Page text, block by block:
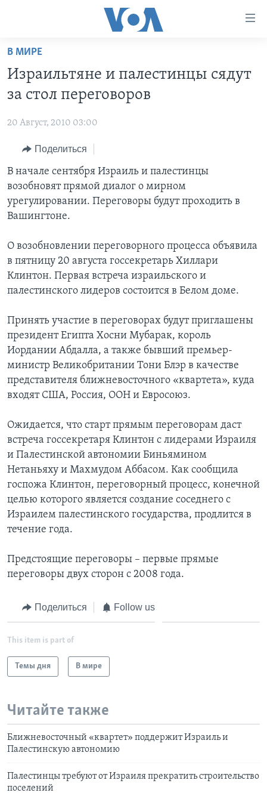
Перейти
основной
контент
навигации
Перейти
поиск
ПРОГРАММЫ
НОВОСТИ ЗА МИНУТУ
ИТОГИ
ПОЧЕМУ ЭТО ВАЖНО?
ДИСКУССИЯ VOA
ДЕТАЛИ
АМЕРИКА. БОЛЬШОЕ ПУТЕШЕСТВИЕ
УЧИМ АНГЛИЙСКИЙ
НАША АМЕРИКАНСКАЯ ИСТОРИЯ
А КАК В АМЕРИКЕ?
АРТЕФАКТЫ
АМЕРИКАНСКИЕ ГОРОДКИ
ЭКСПЕРТИЗА
ИНТЕРВЬЮ
ФАКТЫ ПРОТИВ ФЕЙКОВ
ЗА СВОБОДУ ПРЕССЫ
УЧИМ АНГЛИЙСКИЙ
ПОДПИСКА НА НОВОСТИ
Learning English
СОЦИАЛЬНЫЕ СЕТИ
Языки
В МИРЕ
Израильтяне и палестинцы сядут
за стол переговоров
20 Август, 2010 03:00
Поделиться
В начале сентября Израиль и палестинцы
возобновят прямой диалог о мирном
урегулировании. Переговоры будут проходить в
Вашингтоне.
О возобновлении переговорного процесса объявила
в пятницу 20 августа госсекретарь Хиллари
Клинтон. Первая встреча израильского и
палестинского лидеров состоится в Белом доме.
Принять участие в переговорах будут приглашены
президент Египта Хосни Мубарак, король
Иордании Абдалла, а также бывший премьер-
министр Великобритании Тони Блэр в качестве
представителя ближневосточного «квартета», куда
входят США, Россия, ООН и Евросоюз.
Ожидается, что старт прямым переговорам даст
встреча госсекретаря Клинтон с лидерами Израиля
и Палестинской автономии Биньямином
Нетаньяху и Махмудом Аббасом. Как сообщила
госпожа Клинтон, переговорный процесс, конечной
целью которого является создание соседнего с
Израилем палестинского государства, продлится в
течение года.
Предстоящие переговоры – первые прямые
переговоры двух сторон с 2008 года.
Поделиться Follow us
This item is part of
Темы дня В мире
Читайте также
Ближневосточный «квартет» поддержит Израиль и
Палестинскую автономию
Палестинцы требуют от Израиля прекратить строительство
поселений